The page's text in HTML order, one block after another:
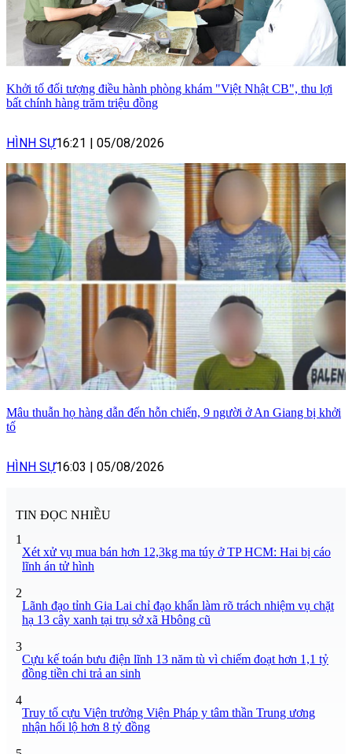
Khởi tố đối tượng điều hành phòng khám "Việt Nhật CB", thu lợi
bất chính hàng trăm triệu đồng
HÌNH SỰ16:21 05/08/2026
Mâu thuẫn họ hàng dẫn đến hỗn chiến, 9 người ở An Giang bị khởi
tố
HÌNH SỰ16:03 05/08/2026
TIN ĐỌC NHIỀU
1
Xét xử vụ mua bán hơn 12,3kg ma túy ở TP HCM: Hai bị cáo
lĩnh án tử hình
2
Lãnh đạo tỉnh Gia Lai chỉ đạo khẩn làm rõ trách nhiệm vụ chặt
hạ 13 cây xanh tại trụ sở xã Hbông cũ
3
Cựu kế toán bưu điện lĩnh 13 năm tù vì chiếm đoạt hơn 1,1 tỷ
đồng tiền chi trả an sinh
4
Truy tố cựu Viện trưởng Viện Pháp y tâm thần Trung ương
nhận hối lộ hơn 8 tỷ đồng